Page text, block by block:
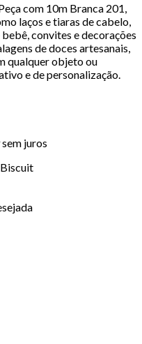
com 10m Branca 201,
laços e tiaras de cabelo,
convites e decorações
de doces artesanais,
qualquer objeto ou
e de personalização.
sem juros